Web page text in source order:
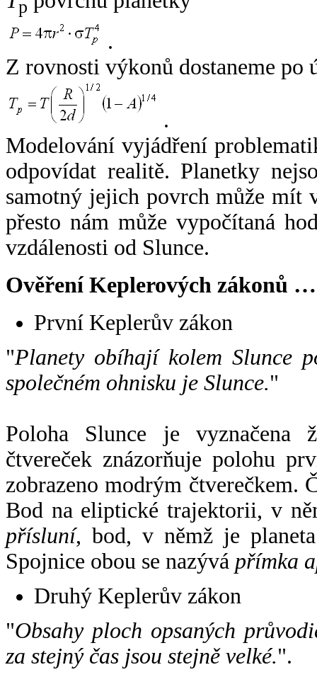
p
.
Z rovnosti výkonů dostaneme po
.
Modelování vyjádření
odpovídat realitě. Planetky
samotný jejich povrch může mít
přesto nám může vypočítaná
vzdálenosti od Slunce.
Ověření Keplerových zákonů …
První Keplerův zákon
"Planety obíhají kolem Slunce
společném ohnisku je Slunce."
Poloha Slunce je vyznačena
čtvereček znázorňuje polohu
zobrazeno modrým čtverečkem.
Bod na eliptické trajektorii, v
přísluní, bod, v němž je
Spojnice obou se nazývá přímka
Druhý Keplerův zákon
"Obsahy ploch opsaných
za stejný čas jsou stejně velké.".